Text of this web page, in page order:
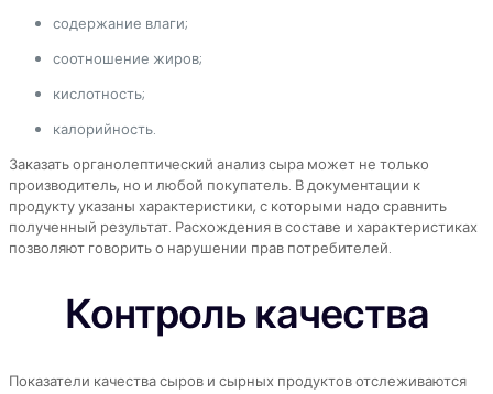
содержание влаги;
соотношение жиров;
кислотность;
калорийность.
Заказать органолептический анализ сыра может не только
производитель, но и любой покупатель. В документации к
продукту указаны характеристики, с которыми надо сравнить
полученный результат. Расхождения в составе и характеристиках
позволяют говорить о нарушении прав потребителей.
Контроль качества
Показатели качества сыров и сырных продуктов отслеживаются